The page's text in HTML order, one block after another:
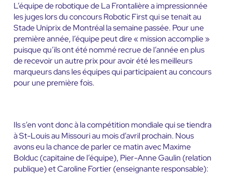
L’équipe de robotique de La Frontalière a impressionnée
les juges lors du concours Robotic First qui se tenait au
Stade Uniprix de Montréal la semaine passée. Pour une
première année, l’équipe peut dire « mission accomplie »
puisque qu’ils ont été nommé recrue de l’année en plus
de recevoir un autre prix pour avoir été les meilleurs
marqueurs dans les équipes qui participaient au concours
pour une première fois.
Ils s’en vont donc à la compétition mondiale qui se tiendra
à St-Louis au Missouri au mois d’avril prochain. Nous
avons eu la chance de parler ce matin avec Maxime
Bolduc (capitaine de l’équipe), Pier-Anne Gaulin (relation
publique) et Caroline Fortier (enseignante responsable):